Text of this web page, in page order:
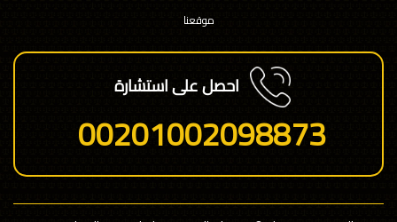
موقعنا
احصل على استشارة
00201002098873